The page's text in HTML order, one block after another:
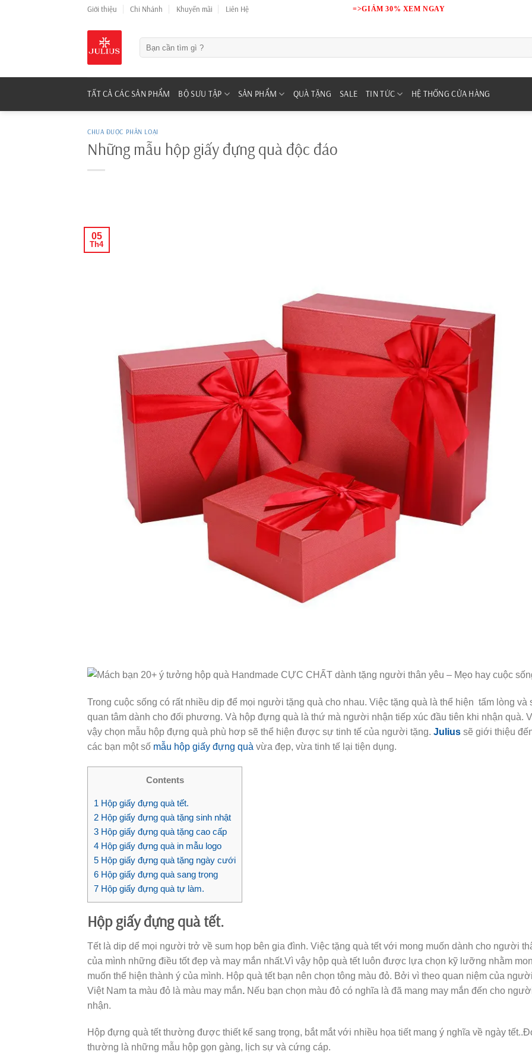
Giới thiệu Chi Nhánh Khuyến mãi Liên Hệ =>GIẢM 30% XEM NGAY
kiếm:
TẤT CẢ CÁC SẢN PHẨM BỘ SƯU TẬP SẢN PHẨM QUÀ TẶNG SALE TIN TỨC HỆ THỐNG CỬA HÀNG
CHƯA ĐƯỢC PHÂN LOẠI
Những mẫu hộp giấy đựng quà độc đáo
05
Th4
Trong cuộc sống có rất nhiều dịp để mọi người tặng quà cho nhau. Việc tặng quà là thể hiện tấm lòng và
quan tâm dành cho đối phương. Và hộp đựng quà là thứ mà người nhận tiếp xúc đầu tiên khi nhận quà.
vậy chọn mẫu hộp đựng quà phù hơp sẽ thể hiện được sự tinh tế của người tặng. Julius sẽ giới thiệu
các bạn một số mẫu hộp giấy đựng quà vừa đẹp, vừa tinh tế lại tiện dụng.
Contents
1 Hộp giấy đựng quà tết.
2 Hộp giấy đựng quà tặng sinh nhật
3 Hộp giấy đựng quà tặng cao cấp
4 Hộp giấy đựng quà in mẫu logo
5 Hộp giấy đựng quà tặng ngày cưới
6 Hộp giấy đựng quà sang trọng
7 Hộp giấy đựng quà tự làm.
Hộp giấy đựng quà tết.
Tết là dip dể mọi người trở về sum họp bên gia đình. Việc tặng quà tết với mong muốn dành cho người
của mình những điều tốt đẹp và may mắn nhất.Vì vậy hộp quà tết luôn được lựa chọn kỹ lưỡng nhằm
muốn thể hiện thành ý của mình. Hộp quà tết bạn nên chọn tông màu đỏ. Bởi vì theo quan niệm của người
Việt Nam ta màu đỏ là màu may mắn. Nếu bạn chọn màu đỏ có nghĩa là đã mang may mắn đến cho
nhận.
Hộp đựng quà tết thường được thiết kế sang trọng, bắt mắt với nhiều họa tiết mang ý nghĩa về ngày
thường là những mẫu hộp gọn gàng, lịch sự và cứng cáp.